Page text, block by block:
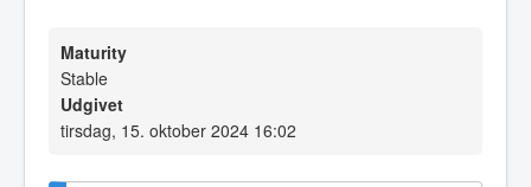
Maturity
Stable
Udgivet
tirsdag, 15. oktober 2024 16:02